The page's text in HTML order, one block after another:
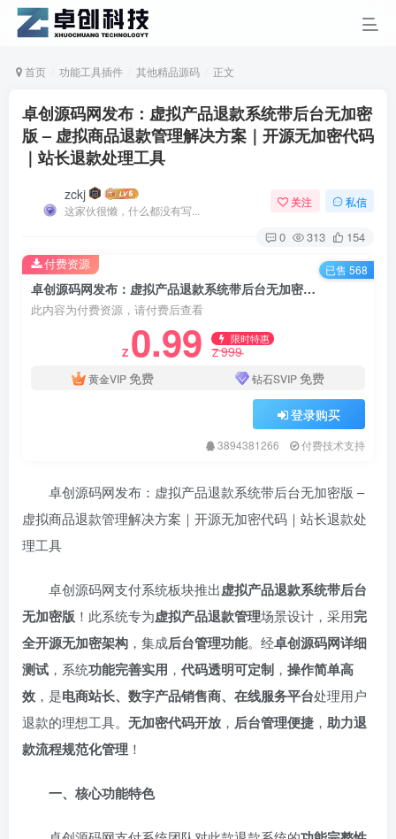
首页 功能工具插件 其他精品源码 正文
卓创源码网发布：虚拟产品退款系统带后台无加密
版 – 虚拟商品退款管理解决方案｜开源无加密代码
｜站长退款处理工具
zckj
这家伙很懒，什么都没有写...
关注 私信
0 313 154
卓创源码网发布：虚拟产品退款系统带后台无加密版 – 虚拟商品退款管理解决方案｜开源无加密代码｜站长退款处理工具
此内容为付费资源，请付费后查看
Z 0.99 限时特惠
Z999
黄金VIP免费 钻石SVIP免费
登录购买
3894381266 付费技术支持
付费资源 已售 568
卓创源码网发布：虚拟产品退款系统带后台无加密版 –
虚拟商品退款管理解决方案｜开源无加密代码｜站长退款处
理工具
卓创源码网支付系统板块推出虚拟产品退款系统带后台
无加密版 ！此系统专为虚拟产品退款管理场景设计，采用完
全开源无加密架构 ，集成后台管理功能。经卓创源码网详细
测试 ，系统功能完善实用 ， 代码透明可定制 ， 操作简单高
效 ，是电商站长、数字产品销售商、在线服务平台处理用户
退款的理想工具。 无加密代码开放 ， 后台管理便捷 ， 助力退
款流程规范化管理 ！
一、核心功能特色